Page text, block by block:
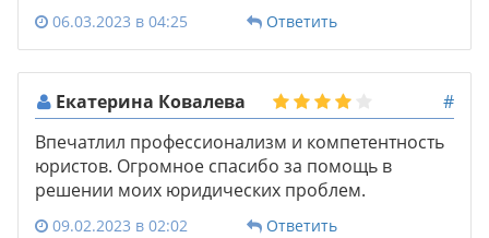
06.03.2023 в 04:25 Ответить
Екатерина Ковалева
#
Впечатлил профессионализм и компетентность
юристов. Огромное спасибо за помощь в
решении моих юридических проблем.
09.02.2023 в 02:02 Ответить